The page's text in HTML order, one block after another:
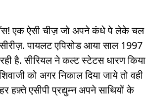
एक ऐसी चीज़ जो अपने कंधे पे लेके चल
पायलट एपिसोड आया साल 1997
है. सीरियल ने कल्ट स्टेटस धारण किया
को अगर निकाल दिया जाये तो वही
हफ़्ते एसीपी प्रद्युम्न अपने साथियों के